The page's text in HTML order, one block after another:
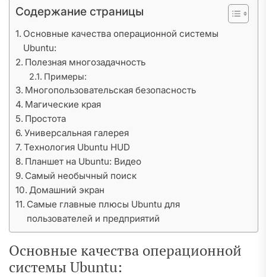
Содержание страницы
Основные качества операционной системы
Ubuntu:
Полезная многозадачность
Примеры:
Многопользовательская безопасность
Магические края
Простота
Универсальная галерея
Технология Ubuntu HUD
Планшет на Ubuntu: Видео
Самый необычный поиск
Домашний экран
Самые главные плюсы Ubuntu для
пользователей и предприятий
Основные качества операционной
системы Ubuntu: